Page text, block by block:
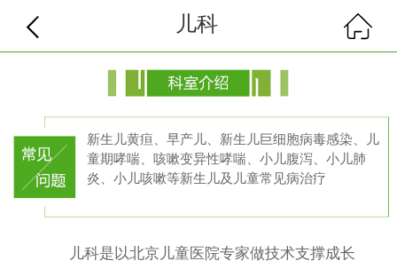
儿科
新生儿黄疸、早产儿、新生儿巨细胞病毒感染、儿
童期哮喘、咳嗽变异性哮喘、小儿腹泻、小儿肺
炎、小儿咳嗽等新生儿及儿童常见病治疗
儿科是以北京儿童医院专家做技术支撑成长